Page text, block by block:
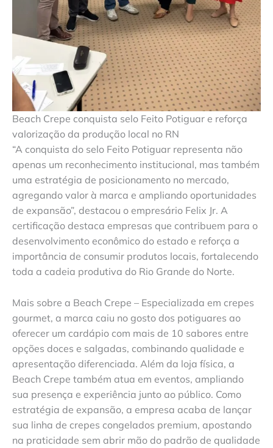
Beach Crepe conquista selo Feito Potiguar e reforça
valorização da produção local no RN
“A conquista do selo Feito Potiguar representa não
apenas um reconhecimento institucional, mas também
uma estratégia de posicionamento no mercado,
agregando valor à marca e ampliando oportunidades
de expansão”, destacou o empresário Felix Jr. A
certificação destaca empresas que contribuem para o
desenvolvimento econômico do estado e reforça a
importância de consumir produtos locais, fortalecendo
toda a cadeia produtiva do Rio Grande do Norte.
Mais sobre a Beach Crepe – Especializada em crepes
gourmet, a marca caiu no gosto dos potiguares ao
oferecer um cardápio com mais de 10 sabores entre
opções doces e salgadas, combinando qualidade e
apresentação diferenciada. Além da loja física, a
Beach Crepe também atua em eventos, ampliando
sua presença e experiência junto ao público. Como
estratégia de expansão, a empresa acaba de lançar
sua linha de crepes congelados premium, apostando
na praticidade sem abrir mão do padrão de qualidade